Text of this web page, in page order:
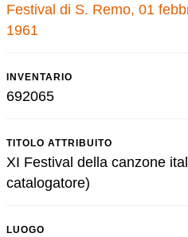
Festival di S. Remo, 01
1961
INVENTARIO
692065
TITOLO ATTRIBUITO
XI Festival della canzone
catalogatore)
LUOGO